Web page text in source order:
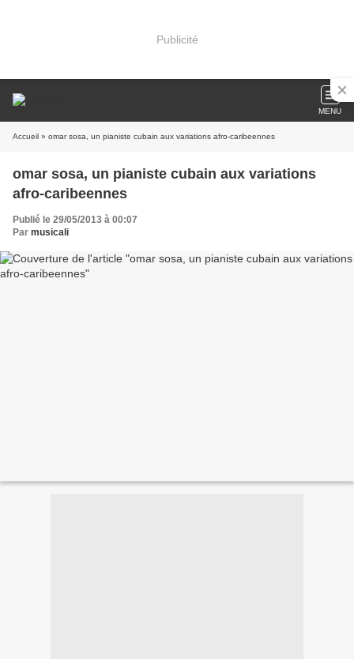
Publicité
MENU
Accueil » omar sosa, un pianiste cubain aux variations afro-caribeennes
omar sosa, un pianiste cubain aux variations
afro-caribeennes
Publié le 29/05/2013 à 00:07
Par musicali